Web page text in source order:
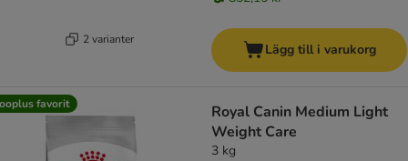
2 varianter
Lägg till i varukorg
favorit
Royal Canin Medium Light
Weight Care
3 kg